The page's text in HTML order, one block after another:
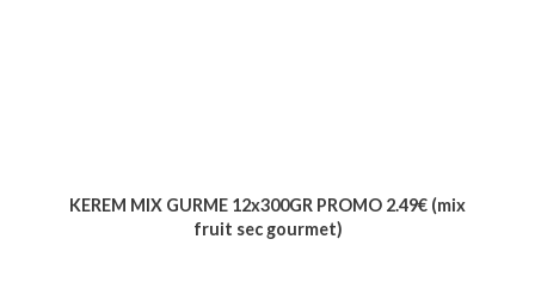
KEREM MIX GURME 12x300GR PROMO 2.49€ (mix
fruit sec gourmet)